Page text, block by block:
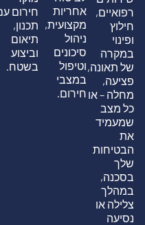
רפואיים,
חילוץ
ופינוי
במקרה
של תאונה,
פציעה,
מחלה – או
כל מצב
שמעמיד
את
הבטיחות
שלך
בסכנה,
במהלך
צלילה או
נסיעה
אחריות
מקצועית,
ניהול
סיכונים
וטיפול
במצבי
חירום.
חירום עם
תכנון,
תיאום
וביצוע
בשטח.